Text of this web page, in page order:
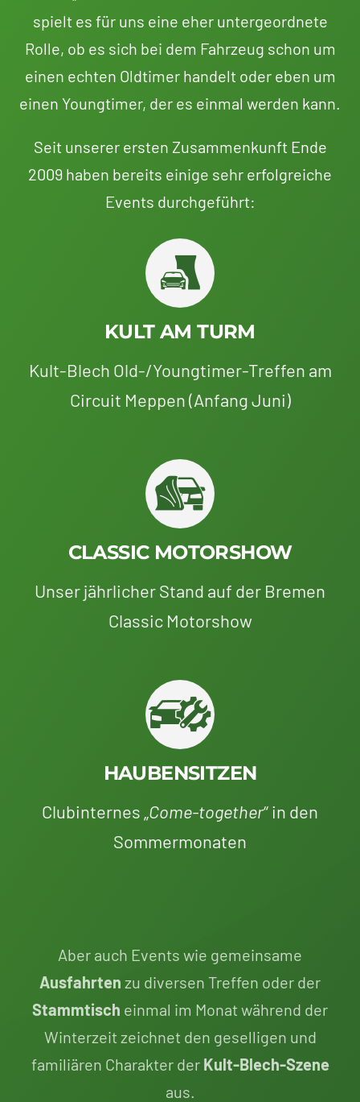
spielt es für uns eine eher untergeordnete
Rolle, ob es sich bei dem Fahrzeug schon um
einen echten Oldtimer handelt oder eben um
einen Youngtimer, der es einmal werden kann.
Seit unserer ersten Zusammenkunft Ende
2009 haben bereits einige sehr erfolgreiche
Events durchgeführt:
KULT AM TURM
Kult-Blech Old-/Youngtimer-Treffen am
Circuit Meppen (Anfang Juni)
CLASSIC MOTORSHOW
Unser jährlicher Stand auf der Bremen
Classic Motorshow
HAUBENSITZEN
Clubinternes „ Come-together“ in den
Sommermonaten
Aber auch Events wie gemeinsame
Ausfahrten zu diversen Treffen oder der
Stammtisch einmal im Monat während der
Winterzeit zeichnet den geselligen und
familiären Charakter der Kult-Blech-Szene
aus.